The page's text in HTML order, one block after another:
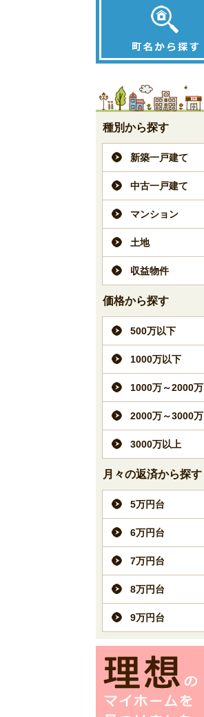
種別から探す
新築一戸建て
中古一戸建て
マンション
土地
収益物件
価格から探す
500万以下
1000万以下
1000万～2000万
2000万～3000万
3000万以上
月々の返済から探す
5万円台
6万円台
7万円台
8万円台
9万円台